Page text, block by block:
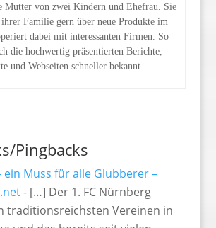
Mutter von zwei Kindern und Ehefrau. Sie
Familie gern über neue Produkte im
dabei mit interessanten Firmen. So
die hochwertig präsentierten Berichte,
und Webseiten schneller bekannt.
Pingbacks
ein Muss für alle Glubberer –
- […] Der 1. FC Nürnberg
traditionsreichsten Vereinen in